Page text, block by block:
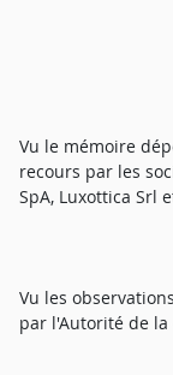
Vu le mémoire
recours par les
SpA, Luxottica Srl
Vu les
par l'Autorité de